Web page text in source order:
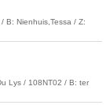
B: Nienhuis,Tessa / Z:
Lys / 108NT02 / B: ter